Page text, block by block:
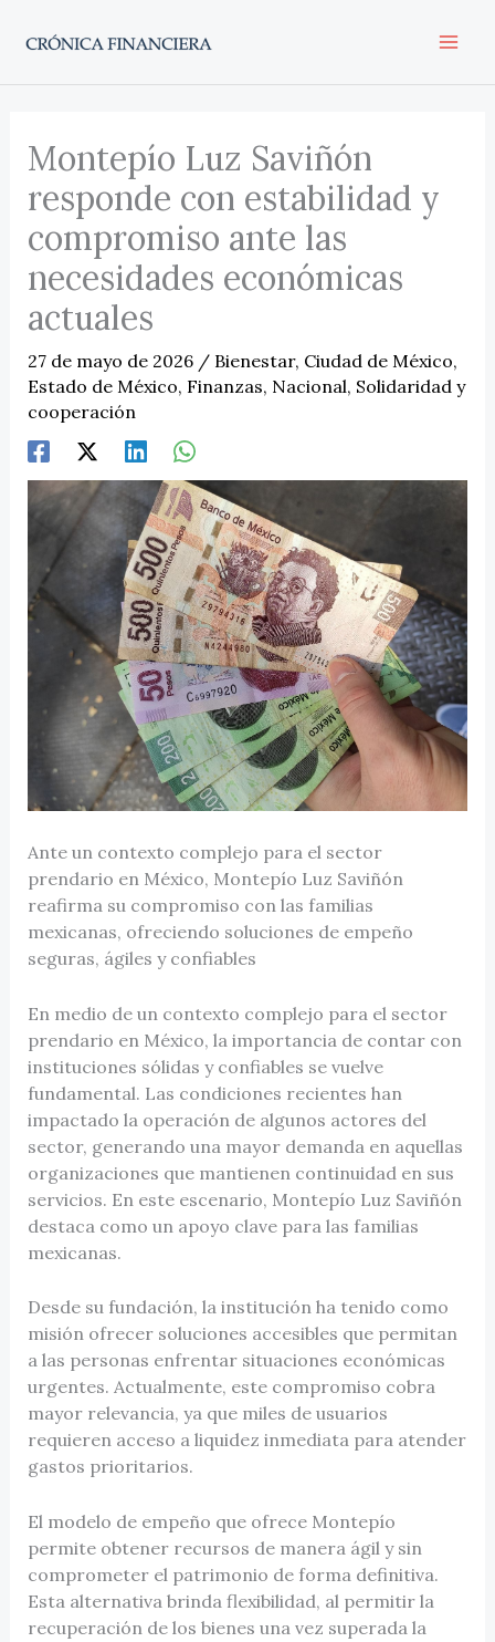
Montepío Luz Saviñón
responde con estabilidad y
compromiso ante las
necesidades económicas
actuales
27 de mayo de 2026 / Bienestar, Ciudad de México,
Estado de México, Finanzas, Nacional, Solidaridad y
cooperación
Ante un contexto complejo para el sector
prendario en México, Montepío Luz Saviñón
reafirma su compromiso con las familias
mexicanas, ofreciendo soluciones de empeño
seguras, ágiles y confiables
En medio de un contexto complejo para el sector
prendario en México, la importancia de contar con
instituciones sólidas y confiables se vuelve
fundamental. Las condiciones recientes han
impactado la operación de algunos actores del
sector, generando una mayor demanda en aquellas
organizaciones que mantienen continuidad en sus
servicios. En este escenario, Montepío Luz Saviñón
destaca como un apoyo clave para las familias
mexicanas.
Desde su fundación, la institución ha tenido como
misión ofrecer soluciones accesibles que permitan
a las personas enfrentar situaciones económicas
urgentes. Actualmente, este compromiso cobra
mayor relevancia, ya que miles de usuarios
requieren acceso a liquidez inmediata para atender
gastos prioritarios.
El modelo de empeño que ofrece Montepío
permite obtener recursos de manera ágil y sin
comprometer el patrimonio de forma definitiva.
Esta alternativa brinda flexibilidad, al permitir la
recuperación de los bienes una vez superada la